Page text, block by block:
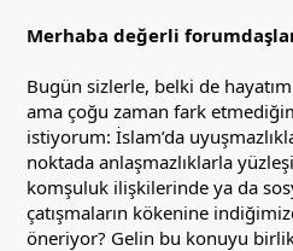
t
a
r
i
Merhaba değerli
Bugün sizlerle, belki de
ama çoğu zaman fark
istiyorum: İslam’da
noktada anlaşmazlıklarla
komşuluk ilişkilerinde ya da
çatışmaların kökenine
öneriyor? Gelin bu konuyu